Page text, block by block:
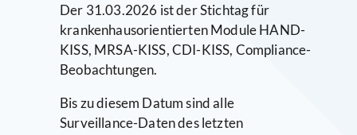
Der 31.03.2026 ist der Stichtag für
krankenhausorientierten Module HAND-
KISS, MRSA-KISS, CDI-KISS, Compliance-
Beobachtungen.
Bis zu diesem Datum sind alle
Surveillance-Daten des letzten